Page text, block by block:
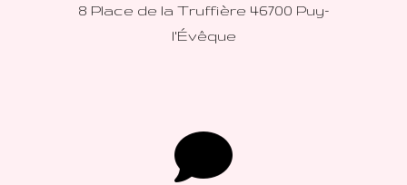
8 Place de la Truffière 46700 Puy-
l'Évêque